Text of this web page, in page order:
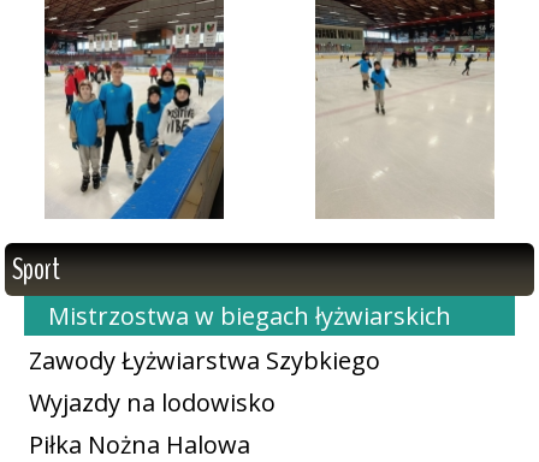
Sport
Mistrzostwa w biegach łyżwiarskich
Zawody Łyżwiarstwa Szybkiego
Wyjazdy na lodowisko
Piłka Nożna Halowa